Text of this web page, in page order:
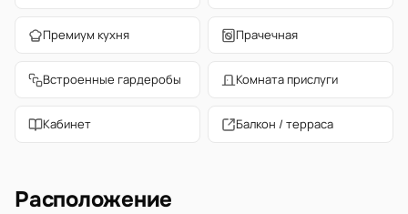
Премиум кухня Прачечная
Встроенные гардеробы Комната прислуги
Кабинет Балкон / терраса
Расположение